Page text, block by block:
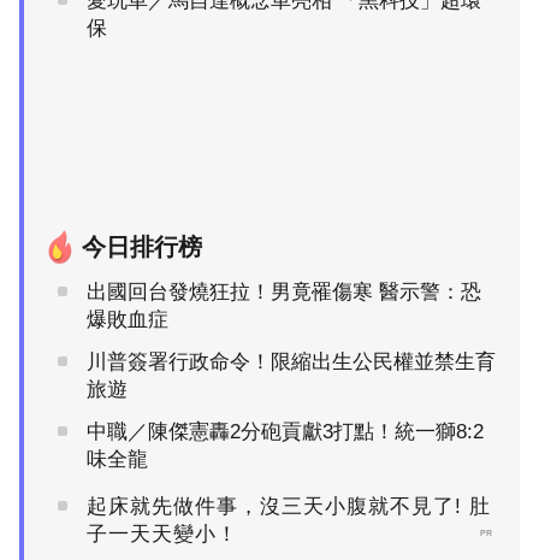
保
今日排行榜
出國回台發燒狂拉！男竟罹傷寒 醫示警：恐
爆敗血症
川普簽署行政命令！限縮出生公民權並禁生育
旅遊
中職／陳傑憲轟2分砲貢獻3打點！統一獅8:2
味全龍
起床就先做件事，沒三天小腹就不見了! 肚
子一天天變小！
PR